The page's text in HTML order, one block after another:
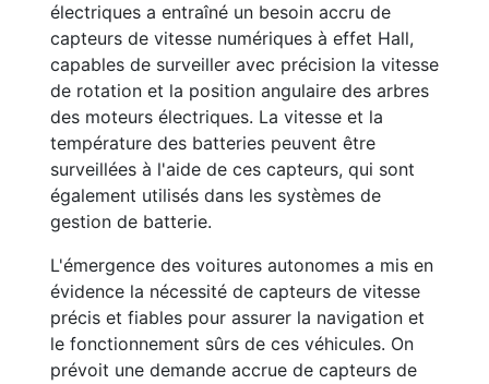
électriques a entraîné un besoin accru de
capteurs de vitesse numériques à effet Hall,
capables de surveiller avec précision la vitesse
de rotation et la position angulaire des arbres
des moteurs électriques. La vitesse et la
température des batteries peuvent être
surveillées à l'aide de ces capteurs, qui sont
également utilisés dans les systèmes de
gestion de batterie.
L'émergence des voitures autonomes a mis en
évidence la nécessité de capteurs de vitesse
précis et fiables pour assurer la navigation et
le fonctionnement sûrs de ces véhicules. On
prévoit une demande accrue de capteurs de